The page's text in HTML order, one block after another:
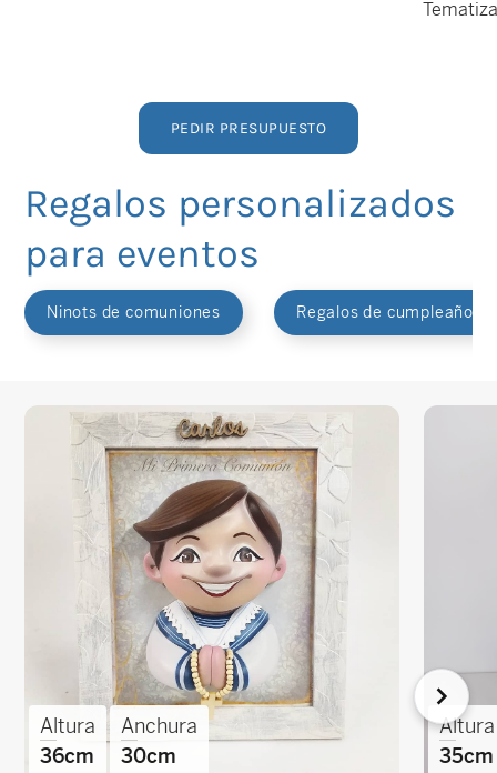
PEDIR PRESUPUESTO
Regalos personalizados
para eventos
Ninots de comuniones Regalos de cumpleaños
Altura
36cm
Anchura
30cm
Altura
35cm